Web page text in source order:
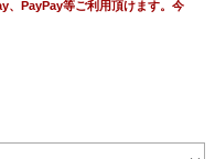
、PayPay等ご利用頂けます。今